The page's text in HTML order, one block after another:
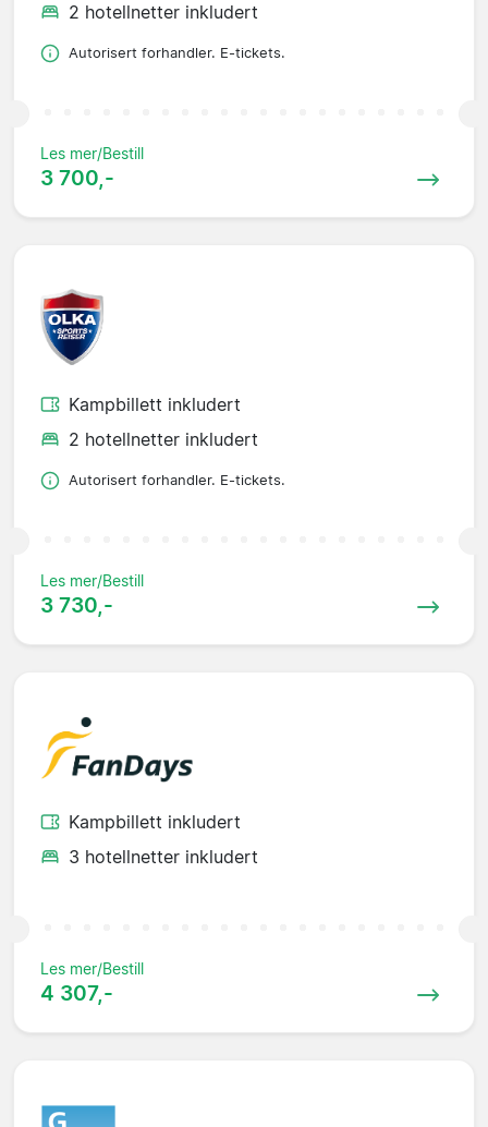
2 hotellnetter inkludert
Autorisert forhandler. E-tickets.
Les mer/Bestill
3 700,-
Kampbillett inkludert
2 hotellnetter inkludert
Autorisert forhandler. E-tickets.
Les mer/Bestill
3 730,-
Kampbillett inkludert
3 hotellnetter inkludert
Les mer/Bestill
4 307,-